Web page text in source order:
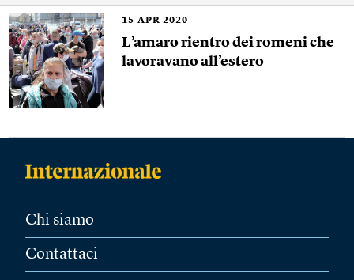
15 APR 2020
L’amaro rientro dei romeni che
lavoravano all’estero
Chi siamo
Contattaci